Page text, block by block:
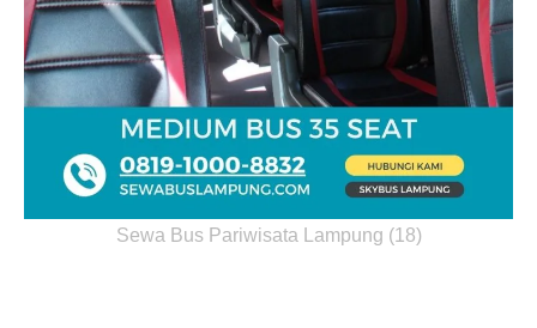
Sewa Bus Pariwisata Lampung (18)